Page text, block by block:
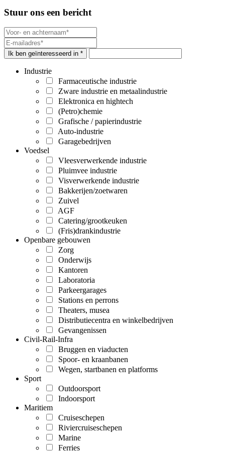
Stuur ons een bericht
Ik ben geïnteresseerd in *
Industrie
Farmaceutische industrie
Zware industrie en metaalindustrie
Elektronica en hightech
(Petro)chemie
Grafische / papierindustrie
Auto-industrie
Garagebedrijven
Voedsel
Vleesverwerkende industrie
Pluimvee industrie
Visverwerkende industrie
Bakkerijen/zoetwaren
Zuivel
AGF
Catering/grootkeuken
(Fris)drankindustrie
Openbare gebouwen
Zorg
Onderwijs
Kantoren
Laboratoria
Parkeergarages
Stations en perrons
Theaters, musea
Distributiecentra en winkelbedrijven
Gevangenissen
Civil-Rail-Infra
Bruggen en viaducten
Spoor- en kraanbanen
Wegen, startbanen en platforms
Sport
Outdoorsport
Indoorsport
Maritiem
Cruiseschepen
Riviercruiseschepen
Marine
Ferries